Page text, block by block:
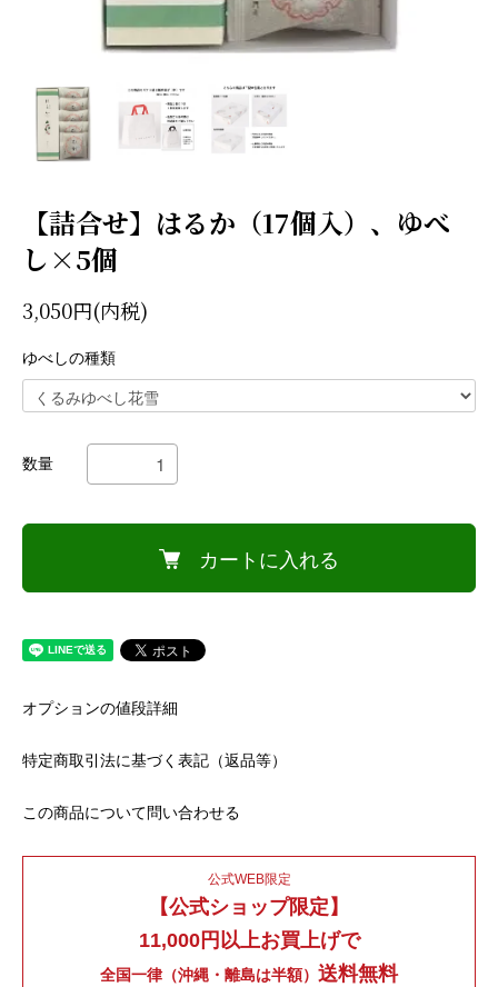
【詰合せ】はるか（17個入）、ゆべ
し×5個
3,050円(内税)
ゆべしの種類
数量
カートに入れる
オプションの値段詳細
特定商取引法に基づく表記（返品等）
この商品について問い合わせる
公式WEB限定
【公式ショップ限定】
11,000円以上お買上げで
全国一律（沖縄・離島は半額） 送料無料